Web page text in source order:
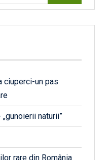
ciuperci-un pas
naturii”
rare din România